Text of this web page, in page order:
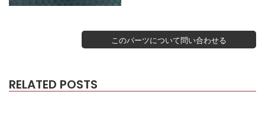
このパーツについて問い合わせる
RELATED POSTS